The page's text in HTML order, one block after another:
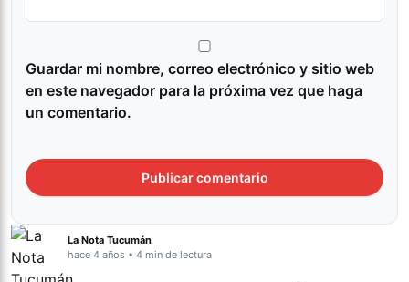
Guardar mi nombre, correo electrónico y sitio web
en este navegador para la próxima vez que haga
un comentario.
La Nota Tucumán
hace 4 años • 4 min de lectura